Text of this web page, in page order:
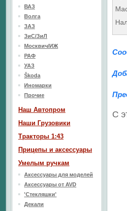
С
ВАЗ
Волга
ЗАЗ
ЗиС/ЗиЛ
Москвич/ИЖ
РАФ
УАЗ
Škoda
Иномарки
Прочие
Наш Aвтопром
Наши Грузовики
Тракторы 1:43
Прицепы и аксессуары
Умелым ручкам
Аксессуары для моделей
Аксессуары от AVD
'Стекляшки'
Декали